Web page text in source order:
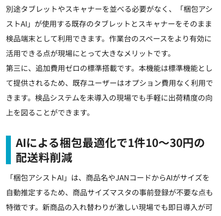
別途タブレットやスキャナーを並べる必要がなく、「梱包アシ
ストAI」が使用する既存のタブレットとスキャナーをそのまま
検品端末として利用できます。作業台のスペースをより有効に
活用できる点が現場にとって大きなメリットです。
第三に、追加費用ゼロの標準搭載です。本機能は標準機能とし
て提供されるため、既存ユーザーはオプション費用なく利用で
きます。検品システムを未導入の現場でも手軽に出荷精度の向
上を図ることができます。
AIによる梱包最適化で1件10～30円の
配送料削減
「梱包アシストAI」は、商品名やJANコードからAIがサイズを
自動推定するため、商品サイズマスタの事前登録が不要な点も
特徴です。新商品の入れ替わりが激しい現場でも即日導入が可